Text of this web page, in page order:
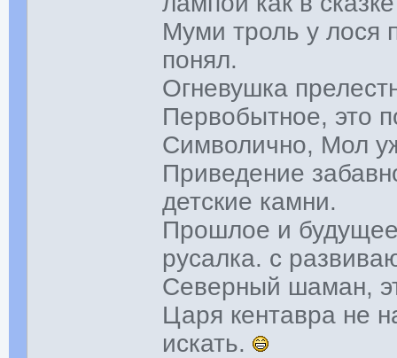
Муми троль у лося
понял.
Огневушка
Первобытное, это
Символично, Мол
Приведение
детские камни.
Прошлое и
русалка. с
Северный шаман,
Царя кентавра не
искать.